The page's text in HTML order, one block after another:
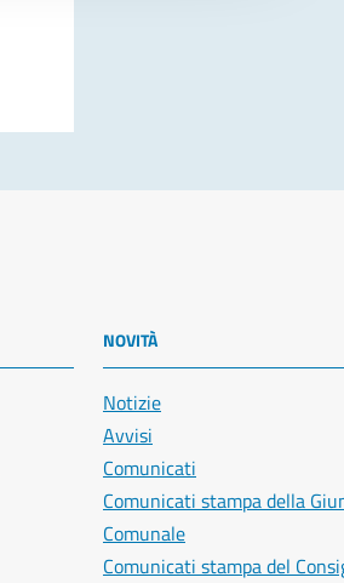
NOVITÀ
Notizie
Avvisi
Comunicati
Comunicati stampa della
Comunale
Comunicati stampa del